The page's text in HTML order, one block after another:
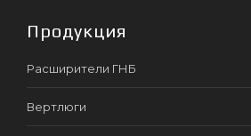
Продукция
Расширители ГНБ
Вертлюги